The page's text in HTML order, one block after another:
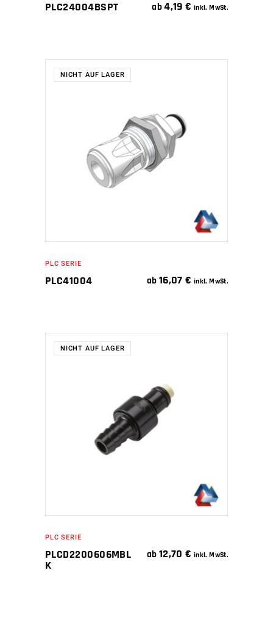
PLC24004BSPT ab4,19€ inkl. MwSt.
NICHT AUF LAGER
WEITERLESEN
PLC SERIE
PLC41004 ab 16,07€ inkl. MwSt.
NICHT AUF LAGER
WEITERLESEN
PLC SERIE
PLCD2200606MBL
K
ab 12,70€ inkl. MwSt.